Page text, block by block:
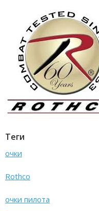
Теги
очки
Rothco
очки пилота